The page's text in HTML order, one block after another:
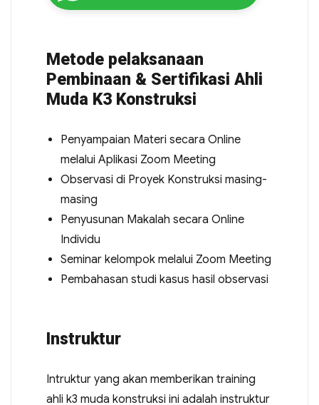
Metode pelaksanaan
Pembinaan & Sertifikasi Ahli
Muda K3 Konstruksi
Penyampaian Materi secara Online
melalui Aplikasi Zoom Meeting
Observasi di Proyek Konstruksi masing-
masing
Penyusunan Makalah secara Online
Individu
Seminar kelompok melalui Zoom Meeting
Pembahasan studi kasus hasil observasi
Instruktur
Intruktur yang akan memberikan training
ahli k3 muda konstruksi ini adalah instruktur